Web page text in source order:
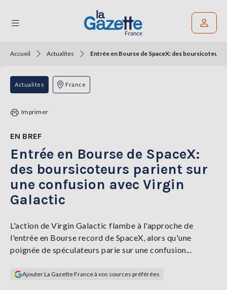
THÉMATIQUES
RÉGIONS
TENDANCES
SERVICES
LA
GAZETTE
Se
S'abonner
Accueil Actualites Entrée en Bourse de SpaceX: des
Actualites France
Imprimer
EN BREF
Entrée en Bourse de SpaceX:
des boursicoteurs parient sur
une confusion avec Virgin
Galactic
L'action de Virgin Galactic flambe à l'approche de
l'entrée en Bourse record de SpaceX, alors qu'une
poignée de spéculateurs parie sur une confusion...
Ajouter La Gazette France à vos sources préférées